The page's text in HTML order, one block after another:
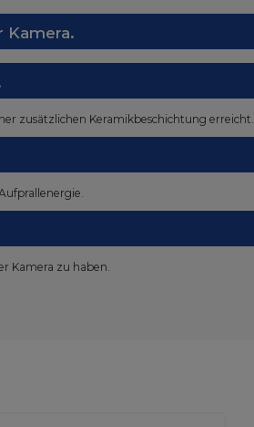
Kamera.
zusätzlichen Keramikbeschichtung erreicht.
Kamera zu haben.